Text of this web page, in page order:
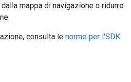
mappa di navigazione o ridurre
consulta le norme per l'SDK